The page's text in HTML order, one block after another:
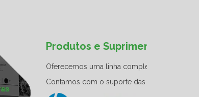
copiadoras e multifuncionais
a excelência nos serviços técnicos